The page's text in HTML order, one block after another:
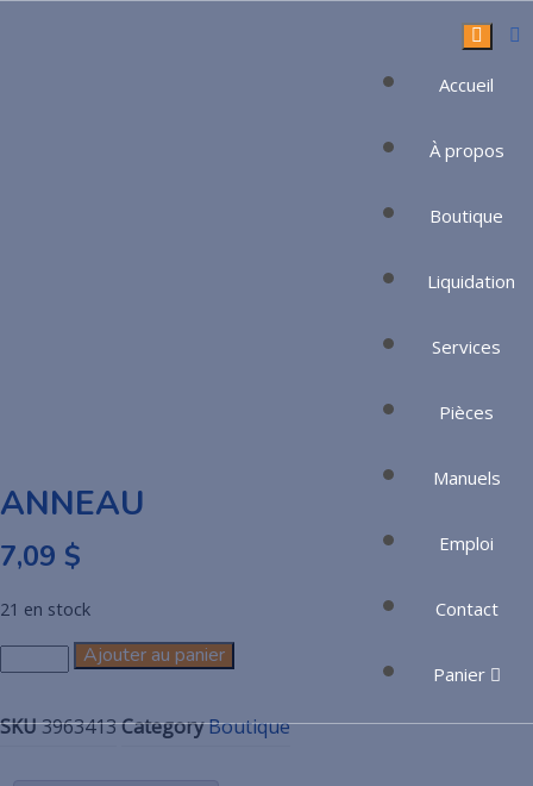
Accueil
À propos
Boutique
Liquidation
Services
Pièces
Manuels
Emploi
Contact
Panier
ANNEAU
7,09 $
21 en stock
Ajouter au panier
SKU3963413CategoryBoutique